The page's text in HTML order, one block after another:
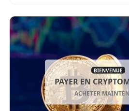
BIENVENUE
PAYER EN
ACHETER